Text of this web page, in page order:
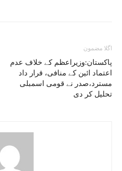
اگلا مضمون
پاکستان:وزیراعظم کے خلاف عدم
اعتماد ائین کے منافی، قرار داد
مسترد،صدر نے قومی اسمبلی
تحلیل کر دی